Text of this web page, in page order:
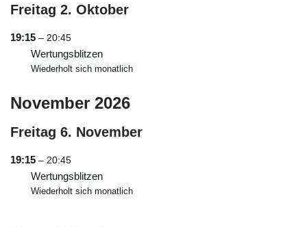
Freitag 2. Oktober
19:15 – 20:45
Wertungsblitzen
Wiederholt sich monatlich
November 2026
Freitag 6. November
19:15 – 20:45
Wertungsblitzen
Wiederholt sich monatlich